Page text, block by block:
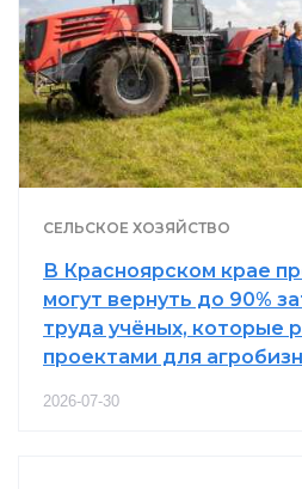
СЕЛЬСКОЕ ХОЗЯЙСТВО
В Красноярском крае
могут вернуть до 90%
труда учёных, которые
проектами для
2026-07-30